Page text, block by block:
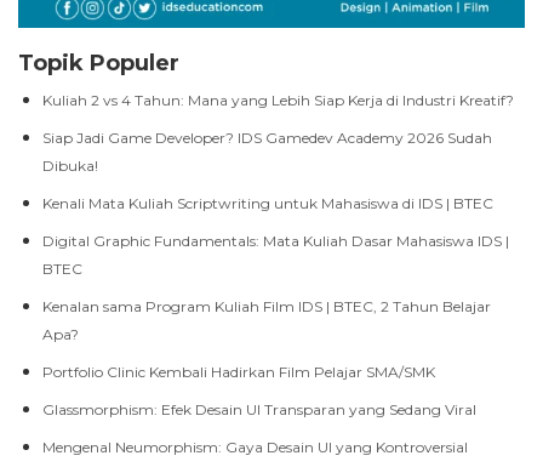
Topik Populer
Kuliah 2 vs 4 Tahun: Mana yang Lebih Siap Kerja di Industri Kreatif?
Siap Jadi Game Developer? IDS Gamedev Academy 2026 Sudah
Dibuka!
Kenali Mata Kuliah Scriptwriting untuk Mahasiswa di IDS | BTEC
Digital Graphic Fundamentals: Mata Kuliah Dasar Mahasiswa IDS |
BTEC
Kenalan sama Program Kuliah Film IDS | BTEC, 2 Tahun Belajar
Apa?
Portfolio Clinic Kembali Hadirkan Film Pelajar SMA/SMK
Glassmorphism: Efek Desain UI Transparan yang Sedang Viral
Mengenal Neumorphism: Gaya Desain UI yang Kontroversial